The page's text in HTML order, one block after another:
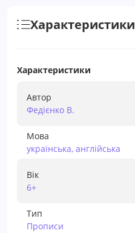
Характеристики
Характеристики
Автор
Федієнко В.
Мова
українська, англійська
Вік
6+
Тип
Прописи